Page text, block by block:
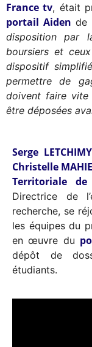
France tv, était
portail Aiden de
disposition par
boursiers et
dispositif
permettre de
doivent faire vite
être déposées
Serge LETCHIMY
Christelle
Territoriale
Directrice de
recherche, se
les équipes du
en œuvre du
dépôt de
étudiants.